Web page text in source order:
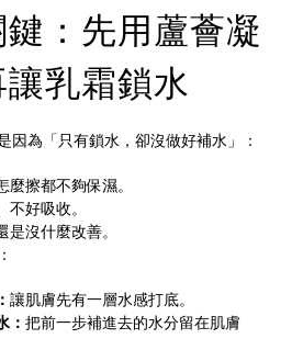
：先用蘆薈凝
乳霜鎖水
因為「只有鎖水，卻沒做好補水」：
擦都不夠保濕。
好吸收。
沒什麼改善。
讓肌膚先有一層水感打底。
： 把前一步補進去的水分留在肌膚